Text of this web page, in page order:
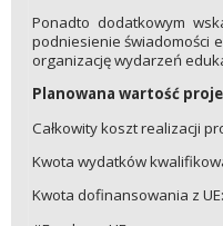
Ponadto dodatkowym
podniesienie świadomości
organizację wydarzeń
Planowana wartość
Całkowity koszt realizacji
Kwota wydatków
Kwota dofinansowania z UE: